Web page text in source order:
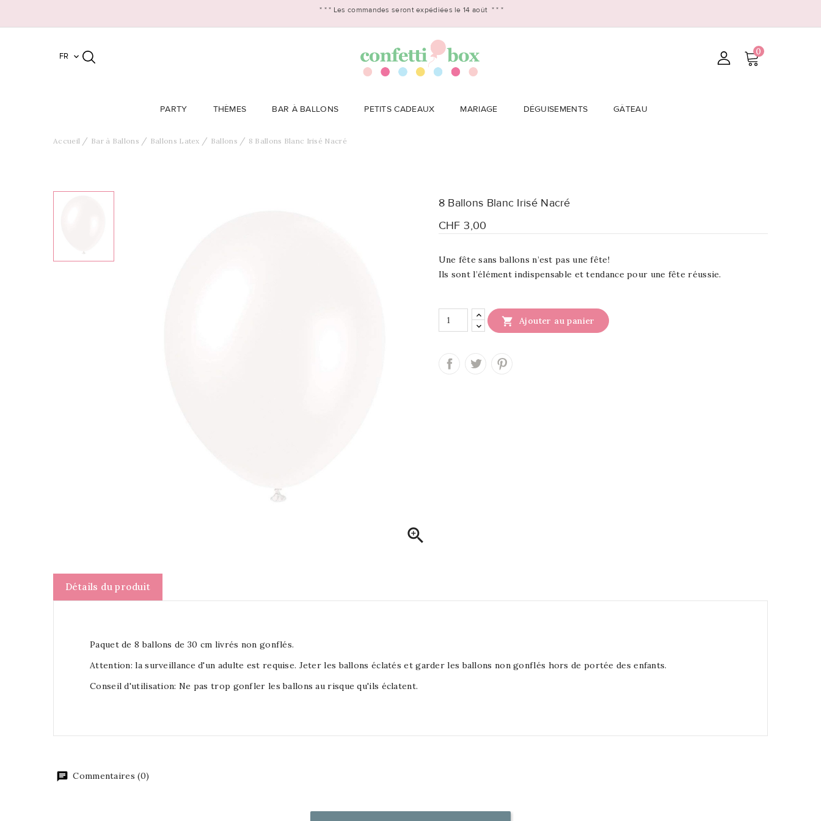
* * * Les commandes seront expédiées le 14 août * * *
FR  0
PARTY THÈMES BAR À BALLONS PETITS CADEAUX MARIAGE DÉGUISEMENTS GÂTEAU
Accueil Bar à Ballons Ballons Latex Ballons 8 Ballons Blanc Irisé Nacré

8 Ballons Blanc Irisé Nacré
CHF 3,00
Une fête sans ballons n’est pas une fête!
Ils sont l’élément indispensable et tendance pour une fête réussie.
 Ajouter au panier
Détails du produit
Paquet de 8 ballons de 30 cm livrés non gonflés.
Attention: la surveillance d'un adulte est requise. Jeter les ballons éclatés et garder les ballons non gonflés hors de portée des enfants.
Conseil d'utilisation: Ne pas trop gonfler les ballons au risque qu'ils éclatent.
Commentaires (0)